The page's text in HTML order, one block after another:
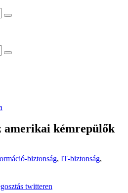
amerikai kémrepülők
biztonság, IT-biztonság,
twitteren